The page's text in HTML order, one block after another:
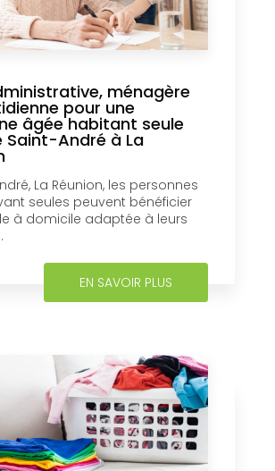
ménagère
pour une
âgée habitant seule
Saint-André à La
La Réunion, les personnes
seules peuvent bénéficier
à domicile adaptée à leurs
EN SAVOIR PLUS